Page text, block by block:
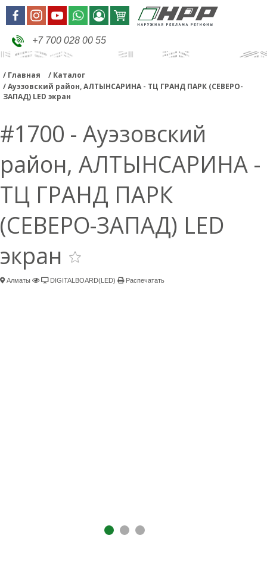
+7 700 028 00 55
Главная
Каталог
Ауэзовский район, АЛТЫНСАРИНА - ТЦ ГРАНД ПАРК (СЕВЕРО-
ЗАПАД) LED экран
#1700 - Ауэзовский
район, АЛТЫНСАРИНА -
ТЦ ГРАНД ПАРК
(СЕВЕРО-ЗАПАД) LED
экран
Алматы DIGITALBOARD(LED) Распечатать